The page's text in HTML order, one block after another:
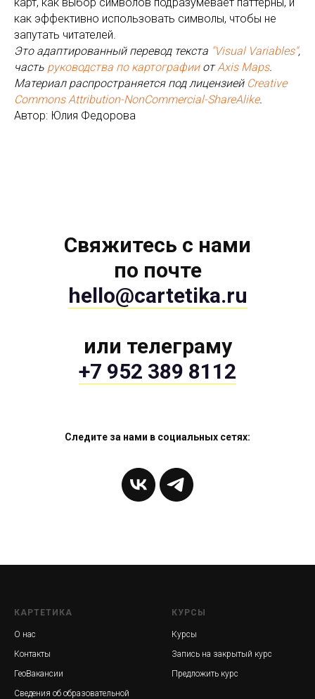
как эффективно использовать символы, чтобы не
запутать читателей.
Это адаптированный перевод текста "Visual Variables",
часть руководства по картографииотAxis Maps.
Материал распространяется под лицензией Creative
Commons Attribution-NonCommercial-ShareAlike.
Автор: Юлия Федорова
Свяжитесь с нами
по почте
hello@cartetika.ru
или телеграму
+7 952 389 8112
Следите за нами в социальных сетях:
КАРТЕТИКА
О нас
Контакты
ГеоВакансии
Сведения об образовательной
КУРСЫ
Курсы
Запись на закрытый курс
Предложить курс